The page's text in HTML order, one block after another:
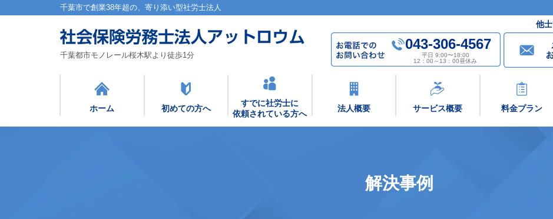
千葉市で創業38年超の、寄り添い型社労士法人
千葉都市モノレール桜木駅より徒歩1分
他
043-306-4567
平日 9:00〜18:00
12：00～13：00昼休み
ホーム 初めての方へ
すでに社労士に
依頼されている方へ
法人概要 サービス概要 料金プラン
解決事例